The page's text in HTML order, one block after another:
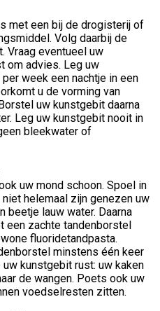
met een bij de drogisterij of
Volg daarbij de
Vraag eventueel uw
om advies. Leg uw
week een nachtje in een
u de vorming van
uw kunstgebit daarna
Leg uw kunstgebit nooit in
bleekwater of
uw mond schoon. Spoel in
helemaal zijn genezen uw
beetje lauw water. Daarna
een zachte tandenborstel
fluoridetandpasta.
minstens één keer
kunstgebit rust: uw kaken
de wangen. Poets ook uw
voedselresten zitten.